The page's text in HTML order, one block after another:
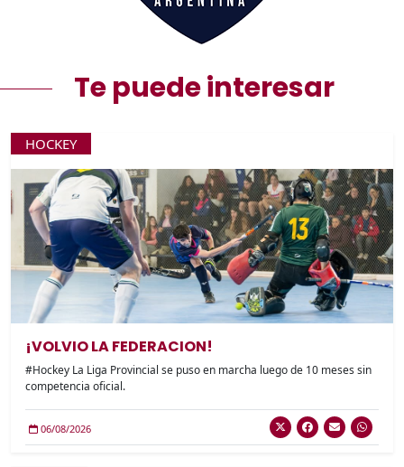
Te puede interesar
HOCKEY
¡VOLVIO LA FEDERACION!
#Hockey La Liga Provincial se puso en marcha luego de 10 meses sin
competencia oficial.
06/08/2026